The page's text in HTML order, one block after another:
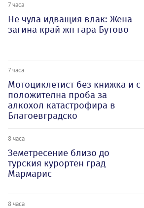
7 часа
Не чула идващия влак: Жена
загина край жп гара Бутово
7 часа
Мотоциклетист без книжка и с
положителна проба за
алкохол катастрофира в
Благоевградско
8 часа
Земетресение близо до
турския курортен град
Мармарис
8 часа